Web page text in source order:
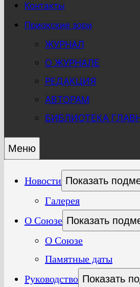
Контакты
Приокские зори
ЖУРНАЛ
О ЖУРНАЛЕ
РЕДАКЦИЯ
АВТОРАМ
БИБЛИОТЕКА
Меню
Новости Показать
Галерея
О Союзе Показать
О Союзе
Памятные даты
Руководство Показать